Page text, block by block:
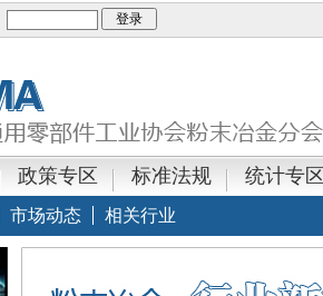
政策专区 标准法规 统计专区
市场动态 相关行业